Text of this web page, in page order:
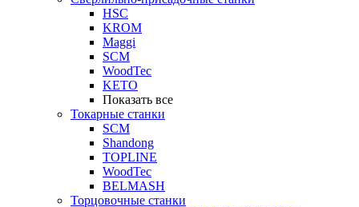
HSC
KROM
Maggi
SCM
WoodTec
KETO
Показать все
Токарные станки
SCM
Shandong
TOPLINE
WoodTec
BELMASH
Торцовочные станки